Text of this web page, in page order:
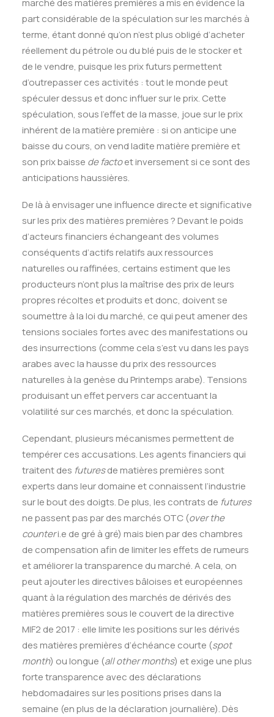
part considérable de la spéculation sur les marchés à
terme, étant donné qu’on n’est plus obligé d’acheter
réellement du pétrole ou du blé puis de le stocker et
de le vendre, puisque les prix futurs permettent
d’outrepasser ces activités : tout le monde peut
spéculer dessus et donc influer sur le prix. Cette
spéculation, sous l’effet de la masse, joue sur le prix
inhérent de la matière première : si on anticipe une
baisse du cours, on vend ladite matière première et
son prix baisse de factoet inversement si ce sont des
anticipations haussières.
De là à envisager une influence directe et significative
sur les prix des matières premières ? Devant le poids
d’acteurs financiers échangeant des volumes
conséquents d’actifs relatifs aux ressources
naturelles ou raffinées, certains estiment que les
producteurs n’ont plus la maîtrise des prix de leurs
propres récoltes et produits et donc, doivent se
soumettre à la loi du marché, ce qui peut amener des
tensions sociales fortes avec des manifestations ou
des insurrections (comme cela s’est vu dans les pays
arabes avec la hausse du prix des ressources
naturelles à la genèse du Printemps arabe). Tensions
produisant un effet pervers car accentuant la
volatilité sur ces marchés, et donc la spéculation.
Cependant, plusieurs mécanismes permettent de
tempérer ces accusations. Les agents financiers qui
traitent des futuresde matières premières sont
experts dans leur domaine et connaissent l’industrie
sur le bout des doigts. De plus, les contrats de futures
ne passent pas par des marchés OTC (over the
counteri.e de gré à gré) mais bien par des chambres
de compensation afin de limiter les effets de rumeurs
et améliorer la transparence du marché. A cela, on
peut ajouter les directives bâloises et européennes
quant à la régulation des marchés de dérivés des
matières premières sous le couvert de la directive
MIF2 de 2017 : elle limite les positions sur les dérivés
des matières premières d’échéance courte (spot
month) ou longue (all other months) et exige une plus
forte transparence avec des déclarations
hebdomadaires sur les positions prises dans la
semaine (en plus de la déclaration journalière). Dès